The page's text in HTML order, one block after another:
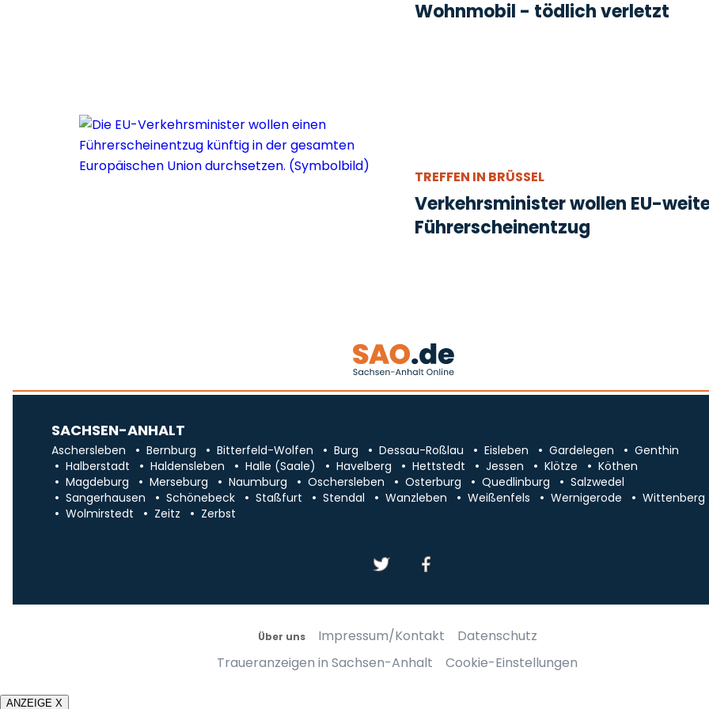
Wohnmobil - tödlich verletzt
TREFFEN IN BRÜSSEL
Verkehrsminister wollen EU-
Führerscheinentzug
SACHSEN-ANHALT
Aschersleben Bernburg Bitterfeld-Wolfen Burg Dessau-Roßlau Eisleben Gardelegen
Genthin
Halberstadt
Haldensleben Halle (Saale) Havelberg Hettstedt Jessen Klötze
Köthen
Magdeburg
Merseburg Naumburg Oschersleben Osterburg Quedlinburg
Salzwedel
Sangerhausen
Schönebeck Staßfurt Stendal Wanzleben Weißenfels Wernigerode
Wittenberg
Wolmirstedt
Zeitz Zerbst
Über uns Impressum/Kontakt
Datenschutz
Traueranzeigen in Sachsen-Anhalt
Cookie-Einstellungen
ANZEIGE X